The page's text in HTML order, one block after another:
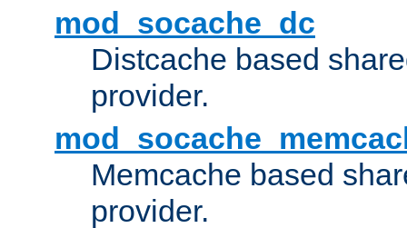
mod_socache_dc
Distcache based
provider.
Memcache based
provider.